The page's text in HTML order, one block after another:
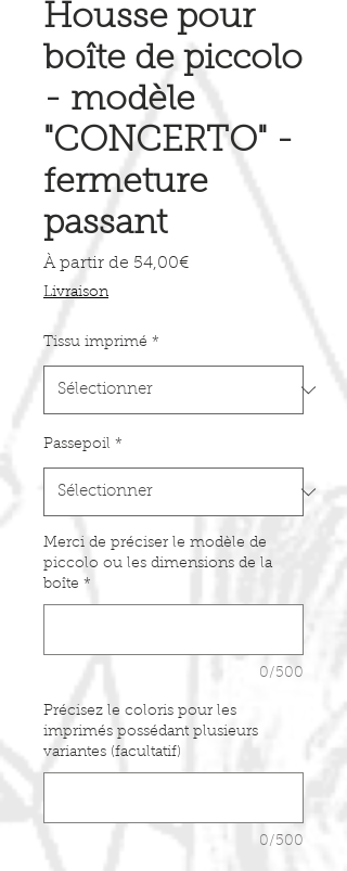
Housse pour
boîte de piccolo
- modèle
"CONCERTO" -
fermeture
passant
À partir de 54,00€Prix
Livraison
Tissu imprimé *
Passepoil *
Merci de préciser le modèle de
piccolo ou les dimensions de la
boîte *
0/500
Précisez le coloris pour les
imprimés possédant plusieurs
variantes (facultatif)
0/500